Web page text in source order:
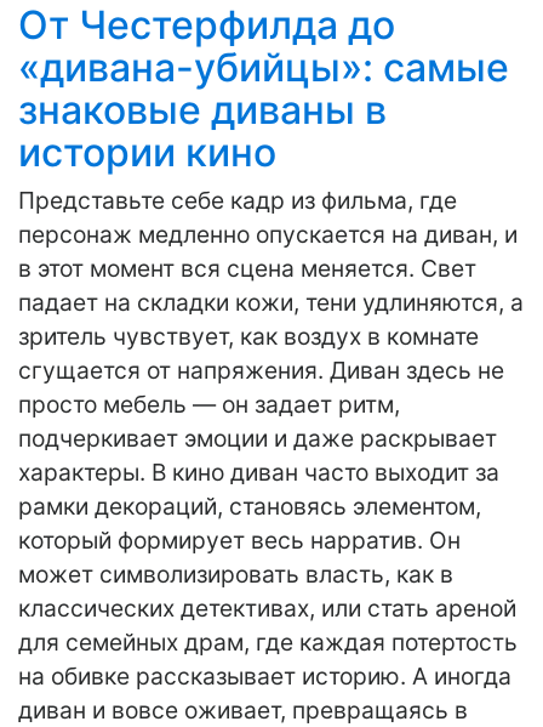
От Честерфилда до
«дивана-убийцы»: самые
знаковые диваны в
истории кино
Представьте себе кадр из фильма, где
персонаж медленно опускается на диван, и
в этот момент вся сцена меняется. Свет
падает на складки кожи, тени удлиняются, а
зритель чувствует, как воздух в комнате
сгущается от напряжения. Диван здесь не
просто мебель — он задает ритм,
подчеркивает эмоции и даже раскрывает
характеры. В кино диван часто выходит за
рамки декораций, становясь элементом,
который формирует весь нарратив. Он
может символизировать власть, как в
классических детективах, или стать ареной
для семейных драм, где каждая потертость
на обивке рассказывает историю. А иногда
диван и вовсе оживает, превращаясь в